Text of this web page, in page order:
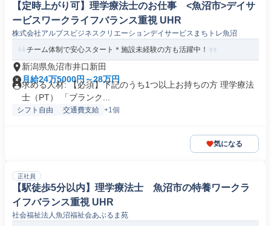
【定時上がり可】理学療法士のお仕事 <魚沼市>デイサ
ービスワークライフバランス重視 UHR
株式会社アルプスビジネスクリエーションデイサービスまちトレ魚沼
チーム体制で安心スタート＊施設未経験の方も活躍中！
新潟県魚沼市井口新田
月給24万5000円～28万円
求める人材: 【必須】下記のうち1つ以上お持ちの方 理学療法
士（PT） 「ブランク...
シフト自由 交通費支給 +1個
気になる
正社員
【駅徒歩5分以内】理学療法士 魚沼市の特養ワークラ
イフバランス重視 UHR
社会福祉法人魚沼福祉会あぶるま苑